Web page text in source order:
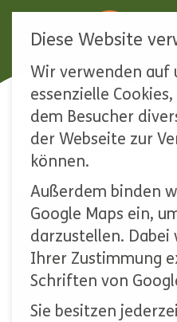
Diese Website
Wir verwenden auf
essenzielle
dem Besucher
der Webseite zur
können.
Außerdem binden
Google Maps ein,
darzustellen.
Ihrer Zustimmung
Schriften von
Sie besitzen
Navigation
überspringen
Startseite
Lernen
Südharz-Quiz
Falsch